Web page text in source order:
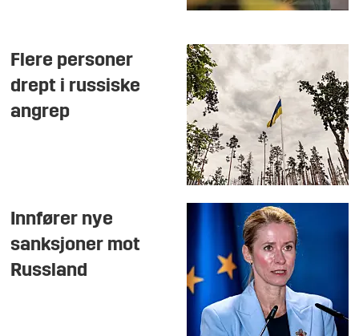
Flere personer
drept i russiske
angrep
Innfører nye
sanksjoner mot
Russland